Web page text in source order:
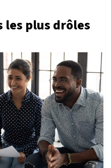
les plus drôles